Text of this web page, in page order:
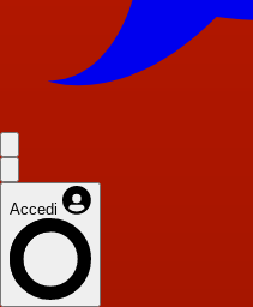
Accedi